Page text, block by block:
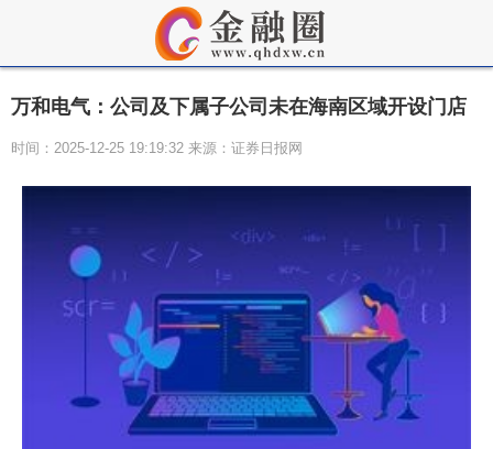
万和电气：公司及下属子公司未在海南区域开设门店
时间：2025-12-25 19:19:32 来源：证券日报网